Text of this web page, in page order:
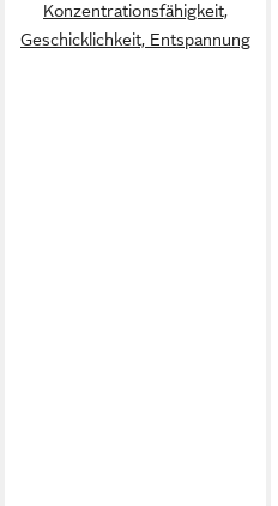
‎Konzentrationsfähigkeit,
Geschicklichkeit, Entspannung